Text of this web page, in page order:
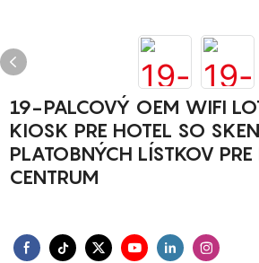
19-PALCOVÝ OEM WIFI
KIOSK PRE HOTEL SO
PLATOBNÝCH LÍSTKOV
CENTRUM